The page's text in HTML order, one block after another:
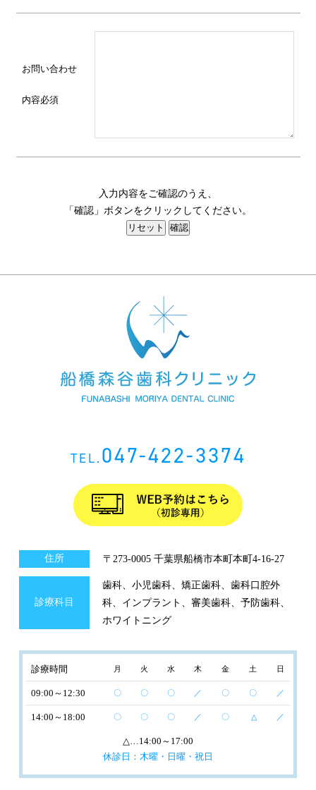
お問い合わせ
内容必須
入力内容をご確認のうえ、
「確認」ボタンをクリックしてください。
TEL.047-422-3374
住所 〒273-0005 千葉県船橋市本町本町4-16-27
診療科目
歯科、小児歯科、矯正歯科、歯科口腔外
科、インプラント、審美歯科、予防歯科、
ホワイトニング
診療時間 月 火 水 木 金 土 日
09:00～12:30 〇 〇 〇 ／ 〇 〇 ／
14:00～18:00 〇 〇 〇 ／ 〇 △ ／
△ …14:00～17:00
休診日：木曜・日曜・祝日